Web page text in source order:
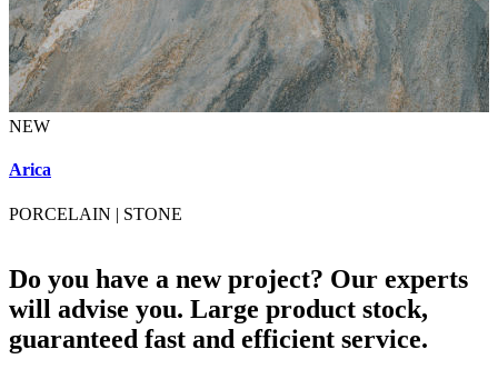
NEW
Arica
PORCELAIN | STONE
Do you have a new project? Our experts
will advise you. Large product stock,
guaranteed fast and efficient service.